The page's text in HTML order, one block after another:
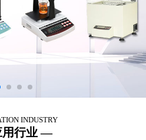
INDUSTRY
用行业